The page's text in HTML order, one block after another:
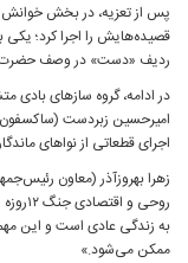
پس از تعزیه، در بخش خوانش
قصیده‌هایش را اجرا کرد؛
ردیف «دست» در وصف حضرت
در ادامه، گروه سازهای بادی
امیرحسین زبردست
اجرای قطعاتی از نواهای
زهرا بهروزآذر (معاون
روحی
به زندگی عادی است و این مهم
ممکن می‌شود.»